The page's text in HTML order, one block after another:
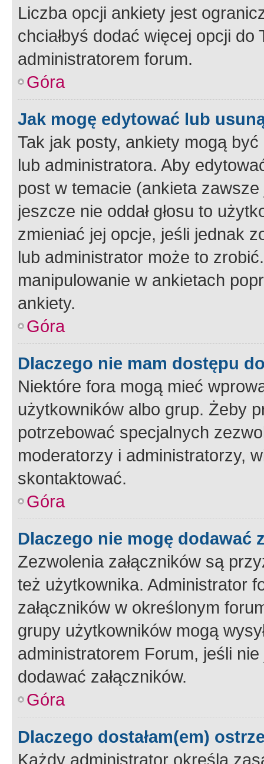
Liczba opcji ankiety jest
chciałbyś dodać więcej opcji
administratorem forum.
Góra
Jak mogę edytować lub
Tak jak posty, ankiety mogą
lub administratora. Aby
post w temacie (ankieta
jeszcze nie oddał głosu to
zmieniać jej opcje, jeśli jednak
lub administrator może to
manipulowanie w ankietach
ankiety.
Góra
Dlaczego nie mam dostępu
Niektóre fora mogą mieć
użytkowników albo grup. Żeby
potrzebować specjalnych
moderatorzy i administratorzy,
skontaktować.
Góra
Dlaczego nie mogę dodawać
Zezwolenia załączników są
też użytkownika. Administrator
załączników w określonym
grupy użytkowników mogą
administratorem Forum, jeśli
dodawać załączników.
Góra
Dlaczego dostałam(em)
Każdy administrator określa